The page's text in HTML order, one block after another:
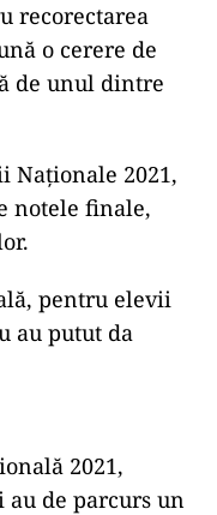
recorectarea
o cerere de
de unul dintre
Naționale 2021,
notele finale,
pentru elevii
au putut da
2021,
de parcurs un